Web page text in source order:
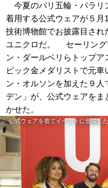
今夏のパリ五輪・パラリ
着用する公式ウェアが５
技術博物館でお披露目さ
ユニクロだ。 セーリング
ン・ダールベリらトップ
ピック金メダリストで元
ン・オルソンを加えた９
デン」が、公式ウェアを
かせた。